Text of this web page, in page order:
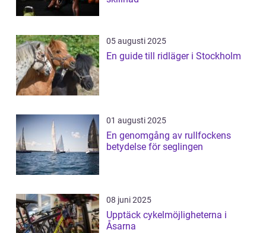
05 augusti 2025
En guide till ridläger i Stockholm
01 augusti 2025
En genomgång av rullfockens
betydelse för seglingen
08 juni 2025
Upptäck cykelmöjligheterna i
Åsarna